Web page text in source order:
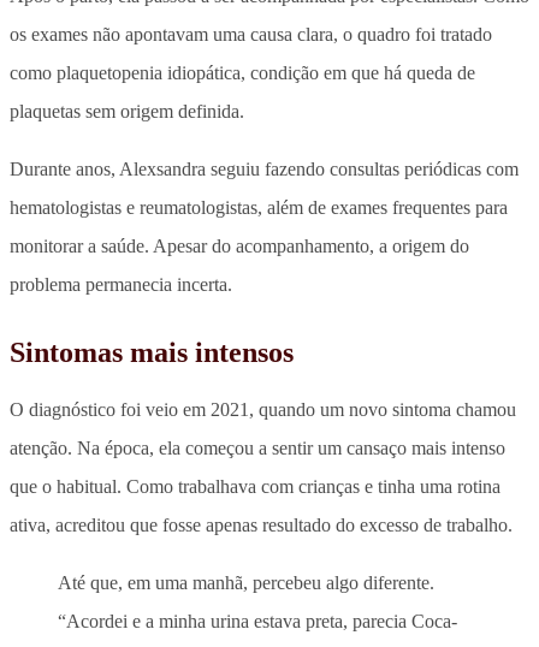
os exames não apontavam uma causa clara, o quadro foi tratado
como plaquetopenia idiopática, condição em que há queda de
plaquetas sem origem definida.
Durante anos, Alexsandra seguiu fazendo consultas periódicas com
hematologistas e reumatologistas, além de exames frequentes para
monitorar a saúde. Apesar do acompanhamento, a origem do
problema permanecia incerta.
Sintomas mais intensos
O diagnóstico foi veio em 2021, quando um novo sintoma chamou
atenção. Na época, ela começou a sentir um cansaço mais intenso
que o habitual. Como trabalhava com crianças e tinha uma rotina
ativa, acreditou que fosse apenas resultado do excesso de trabalho.
Até que, em uma manhã, percebeu algo diferente.
“Acordei e a minha urina estava preta, parecia Coca-